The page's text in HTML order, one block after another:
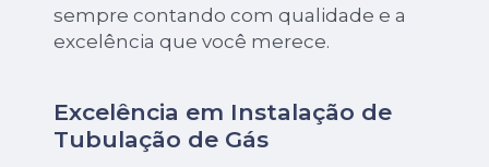
sempre contando com qualidade e a
excelência que você merece.
Excelência em Instalação de
Tubulação de Gás